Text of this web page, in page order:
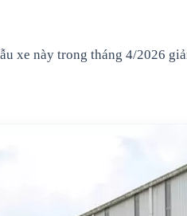
xe này trong tháng 4/2026